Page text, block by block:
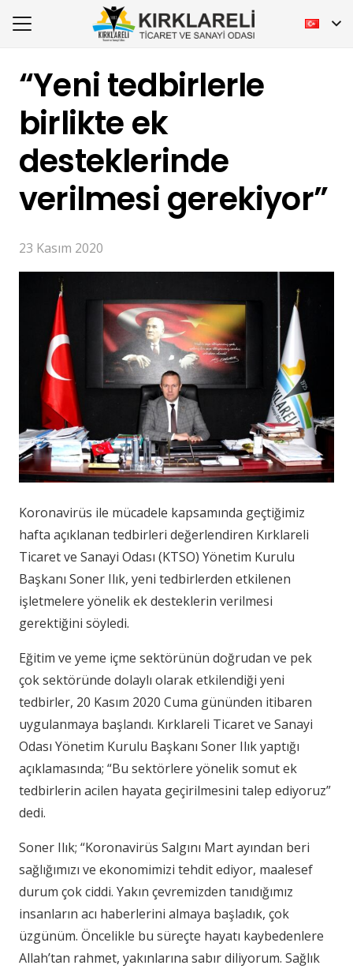
“Yeni tedbirlerle
birlikte ek
desteklerinde
verilmesi gerekiyor”
23 Kasım 2020
Koronavirüs ile mücadele kapsamında geçtiğimiz
hafta açıklanan tedbirleri değerlendiren Kırklareli
Ticaret ve Sanayi Odası (KTSO) Yönetim Kurulu
Başkanı Soner Ilık, yeni tedbirlerden etkilenen
işletmelere yönelik ek desteklerin verilmesi
gerektiğini söyledi.
Eğitim ve yeme içme sektörünün doğrudan ve pek
çok sektöründe dolaylı olarak etkilendiği yeni
tedbirler, 20 Kasım 2020 Cuma gününden itibaren
uygulanmaya başlandı. Kırklareli Ticaret ve Sanayi
Odası Yönetim Kurulu Başkanı Soner Ilık yaptığı
açıklamasında; “Bu sektörlere yönelik somut ek
tedbirlerin acilen hayata geçirilmesini talep ediyoruz”
dedi.
Soner Ilık; “Koronavirüs Salgını Mart ayından beri
sağlığımızı ve ekonomimizi tehdit ediyor, maalesef
durum çok ciddi. Yakın çevremizden tanıdığımız
insanların acı haberlerini almaya başladık, çok
üzgünüm. Öncelikle bu süreçte hayatı kaybedenlere
Allah’tan rahmet, yakınlarına sabır diliyorum. Sağlık